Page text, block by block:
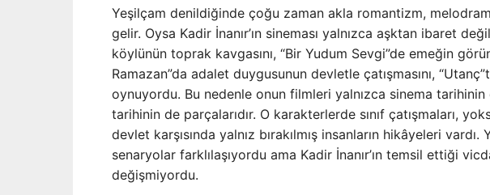
Yeşilçam denildiğinde çoğu zaman akla romantizm,
gelir. Oysa Kadir İnanır’ın sineması yalnızca aşktan ibaret
köylünün toprak kavgasını, “Bir Yudum Sevgi”de emeğin
Ramazan”da adalet duygusunun devletle çatışmasını,
oynuyordu. Bu nedenle onun filmleri yalnızca sinema tarihinin
tarihinin de parçalarıdır. O karakterlerde sınıf çatışmaları,
devlet karşısında yalnız bırakılmış insanların hikâyeleri
senaryolar farklılaşıyordu ama Kadir İnanır’ın temsil ettiği
değişmiyordu.